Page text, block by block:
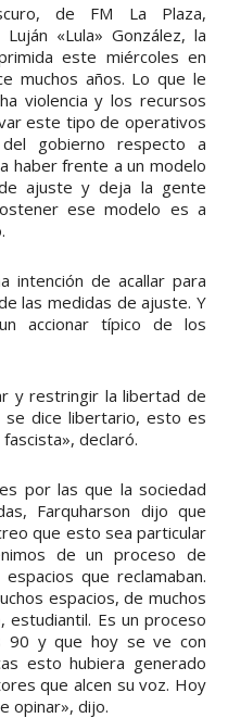
de FM La Plaza,
«Lula» González, la
este miércoles en
muchos años. Lo que le
violencia y los recursos
este tipo de operativos
del gobierno respecto a
haber frente a un modelo
ajuste y deja la gente
ese modelo es a
intención de acallar para
las medidas de ajuste. Y
accionar típico de los
y restringir la libertad de
se dice libertario, esto es
declaró.
por las que la sociedad
Farquharson dijo que
que esto sea particular
de un proceso de
que reclamaban.
espacios, de muchos
estudiantil. Es un proceso
90 y que hoy se ve con
esto hubiera generado
que alcen su voz. Hoy
opinar», dijo.